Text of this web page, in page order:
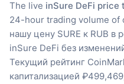
The live inSure DeFi price
24-hour trading volume of
нашу цену SURE к RUB в
inSure DeFi без
Текущий рейтинг
капитализацией